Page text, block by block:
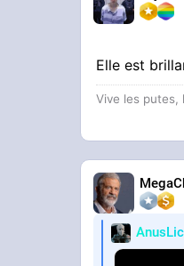
Elle est
Vive les putes,